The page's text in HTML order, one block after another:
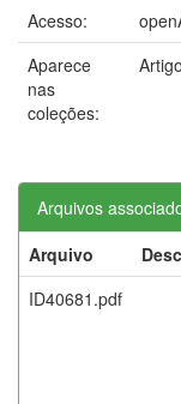
Acesso:
Aparece
nas
coleções:
Arquivos
Arquivo
ID40681.pdf